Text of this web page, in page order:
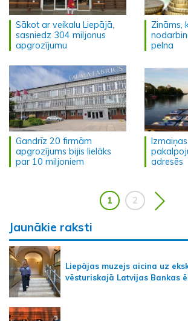
Sākot ar veikalu Liepājā,
sasniedz 304 miljonus
apgrozījumu
Zināms,
pelna
Gandrīz 20 firmām
apgrozījums bijis lielāks
par 10 miljoniem
adresēs
1 2
Jaunākie raksti
Liepājas muzejs aicina uz
vēsturiskajā Latvijas Bankas